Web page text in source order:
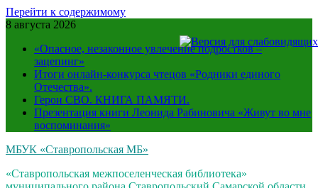
Перейти к содержимому
8 августа 2026
«Опасное, незаконное увлечение подростков –
зацепинг»
Итоги онлайн-конкурса чтецов «Родники единого
Отечества».
Герои СВО. КНИГА ПАМЯТИ.
Презентация книги Леонида Рабиновича «Живут во мне
воспоминания»
МБУК «Ставропольская МБ»
«Ставропольская межпоселенческая библиотека»